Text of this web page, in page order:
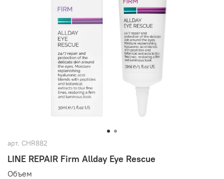
арт. CHR882
LINE REPAIR Firm Allday Eye Rescue
Объем